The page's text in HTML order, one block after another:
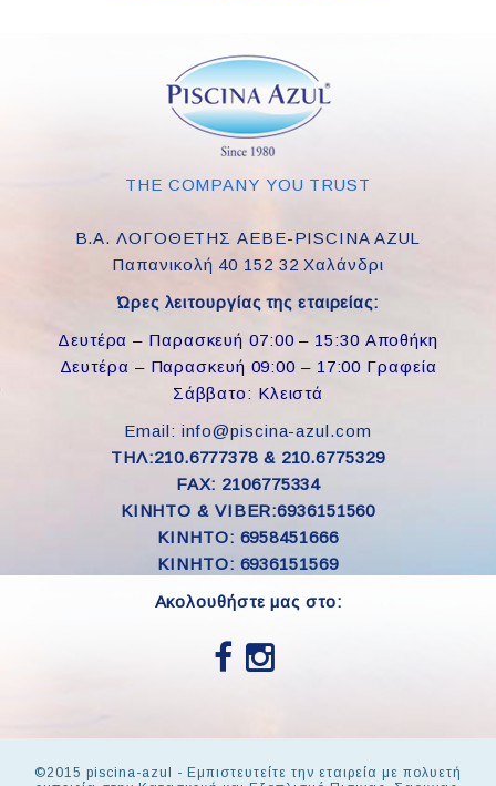
THE COMPANY YOU TRUST
Β.Α. ΛΟΓΟΘΕΤΗΣ ΑΕΒΕ-PISCINA AZUL
Παπανικολή 40 152 32 Χαλάνδρι
Ώρες λειτουργίας της εταιρείας:
Δευτέρα – Παρασκευή 07:00 – 15:30 Αποθήκη
Δευτέρα – Παρασκευή 09:00 – 17:00 Γραφεία
Σάββατο: Κλειστά
Email: info@piscina-azul.com
ΤΗΛ:210.6777378 & 210.6775329
FAX: 2106775334
ΚΙΝΗΤΟ & VIBER:6936151560
KINHTO: 6958451666
KINHTO: 6936151569
Ακολουθήστε μας στο:
©2015 piscina-azul - Εμπιστευτείτε την εταιρεία με πολυετή